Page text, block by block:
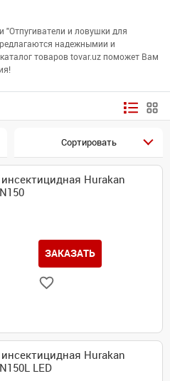
"Отпугиватели и ловушки для
надежнымии и
товаров tovar.uz поможет Вам
Сортировать
Hurakan
ЗАКАЗАТЬ
Hurakan
LED